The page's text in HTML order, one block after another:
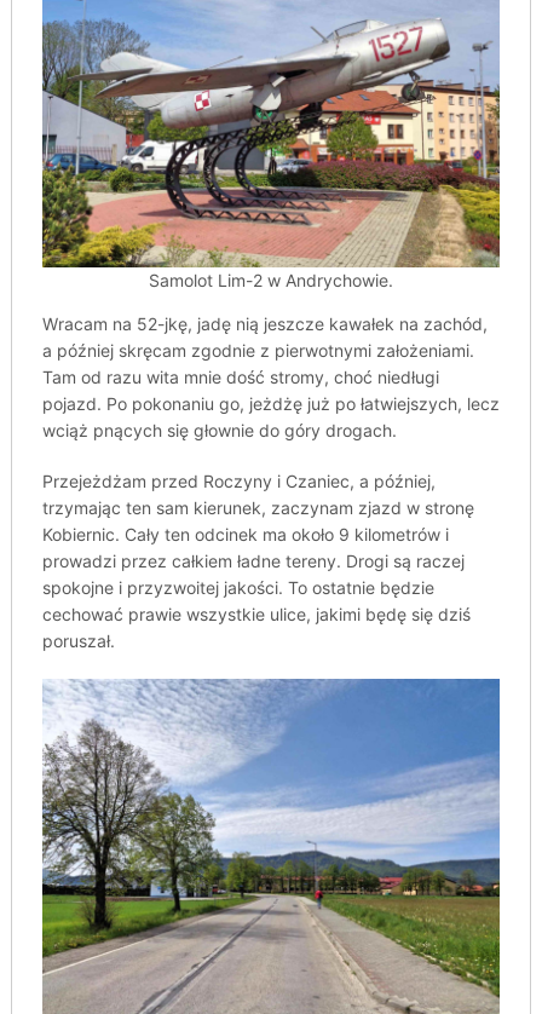
Samolot Lim-2 w Andrychowie.
Wracam na 52-jkę, jadę nią jeszcze kawałek na zachód,
a później skręcam zgodnie z pierwotnymi założeniami.
Tam od razu wita mnie dość stromy, choć niedługi
pojazd. Po pokonaniu go, jeżdżę już po łatwiejszych, lecz
wciąż pnących się głownie do góry drogach.
Przejeżdżam przed Roczyny i Czaniec, a później,
trzymając ten sam kierunek, zaczynam zjazd w stronę
Kobiernic. Cały ten odcinek ma około 9 kilometrów i
prowadzi przez całkiem ładne tereny. Drogi są raczej
spokojne i przyzwoitej jakości. To ostatnie będzie
cechować prawie wszystkie ulice, jakimi będę się dziś
poruszał.